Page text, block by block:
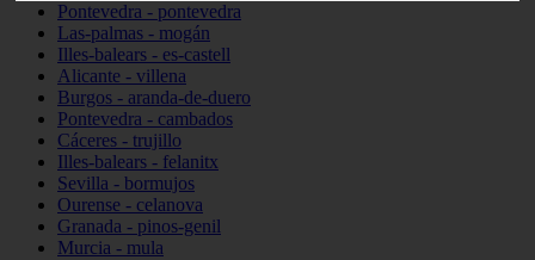
Pontevedra - pontevedra
Las-palmas - mogán
Illes-balears - es-castell
Alicante - villena
Burgos - aranda-de-duero
Pontevedra - cambados
Cáceres - trujillo
Illes-balears - felanitx
Sevilla - bormujos
Ourense - celanova
Granada - pinos-genil
Murcia - mula